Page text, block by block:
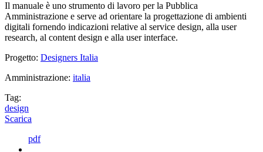
Il manuale è uno strumento di lavoro per la Pubblica
Amministrazione e serve ad orientare la progettazione di ambienti
digitali fornendo indicazioni relative al service design, alla user
research, al content design e alla user interface.
Progetto: Designers Italia
Amministrazione: italia
Tag:
design
Scarica
pdf